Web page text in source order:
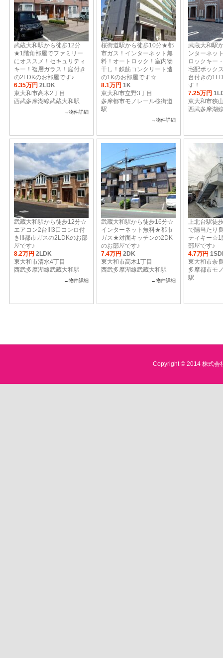
武蔵大和駅から徒歩12分
★1階角部屋でファミリー
にオススメ！セキュリティ
キー！複層ガラス！庭付き
の2LDKのお部屋です♪
6.35万円 2LDK
東大和市高木2丁目
西武多摩湖線武蔵大和駅
→物件詳細
桜街道駅から徒歩10分★都
市ガス！インターネット無
料！オートロック！室内物
干し！鉄筋コンクリート造
の1Kのお部屋です☆
8.1万円 1K
東大和市立野3丁目
多摩都市モノレール桜街道
駅
→物件詳細
武蔵大和駅
ンターネッ
ロックキー
宅配ボック
台付きの
す！
7.25万円
東大和市狭
西武多摩湖
武蔵大和駅から徒歩12分☆
エアコン2台!!!3口コンロ付
き!!!都市ガスの2LDKのお部
屋です♪
8.2万円 2LDK
東大和市清水4丁目
西武多摩湖線武蔵大和駅
→物件詳細
武蔵大和駅から徒歩16分☆
インターネット無料★都市
ガス★対面キッチンの2DK
のお部屋です♪
7.4万円 2DK
東大和市高木1丁目
西武多摩湖線武蔵大和駅
→物件詳細
上北台駅徒
で陽当たり
ティキー☆1
部屋です♪
4.7万円
東大和市奈
多摩都市モ
駅
Copyright © 2014 株式